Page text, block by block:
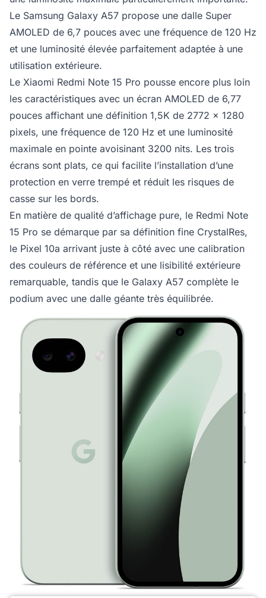
Le Samsung Galaxy A57 propose une dalle Super
AMOLED de 6,7 pouces avec une fréquence de 120 Hz
et une luminosité élevée parfaitement adaptée à une
utilisation extérieure.
Le Xiaomi Redmi Note 15 Pro pousse encore plus loin
les caractéristiques avec un écran AMOLED de 6,77
pouces affichant une définition 1,5K de 2772 x 1280
pixels, une fréquence de 120 Hz et une luminosité
maximale en pointe avoisinant 3200 nits. Les trois
écrans sont plats, ce qui facilite l’installation d’une
protection en verre trempé et réduit les risques de
casse sur les bords.
En matière de qualité d’affichage pure, le Redmi Note
15 Pro se démarque par sa définition fine CrystalRes,
le Pixel 10a arrivant juste à côté avec une calibration
des couleurs de référence et une lisibilité extérieure
remarquable, tandis que le Galaxy A57 complète le
podium avec une dalle géante très équilibrée.